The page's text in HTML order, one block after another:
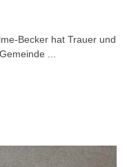
Becker hat Trauer und
...